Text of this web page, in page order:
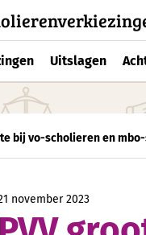
Uitslagen
bij vo-scholieren en
november 2023